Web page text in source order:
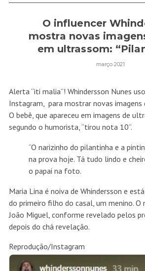
O influencer
mostra novas
em ultrassom:
março 2021
Alerta “iti malia”! Whindersson Nunes
Instagram, para mostrar novas imagens
O bebê, que apareceu em imagens de
segundo o humorista, “tirou nota 10”.
“O narizinho do pilantinha e a
na prova hoje. Tá tudo lindo e
o papai na foto.
Maria Lina é noiva de Whindersson e
do primeiro filho do casal, um menino. O
João Miguel, conforme revelado pelos
depois do chá revelação.
Reprodução/Instagram